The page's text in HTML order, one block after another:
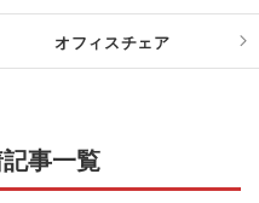
オフィスチェア
事一覧